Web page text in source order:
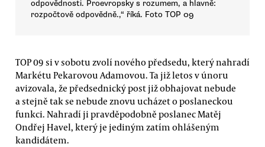
odpovědnosti. Proevropsky s rozumem, a hlavně:
rozpočtově odpovědně.,“ říká. Foto TOP 09
TOP 09 si v sobotu zvolí nového předsedu, který nahradí
Markétu Pekarovou Adamovou. Ta již letos v únoru
avizovala, že předsednický post již obhajovat nebude
a stejně tak se nebude znovu ucházet o poslaneckou
funkci. Nahradí ji pravděpodobně poslanec Matěj
Ondřej Havel, který je jediným zatím ohlášeným
kandidátem.